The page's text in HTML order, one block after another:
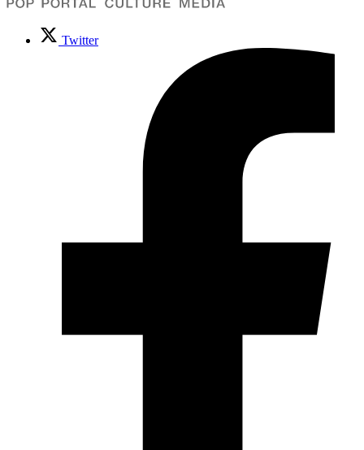
Twitter